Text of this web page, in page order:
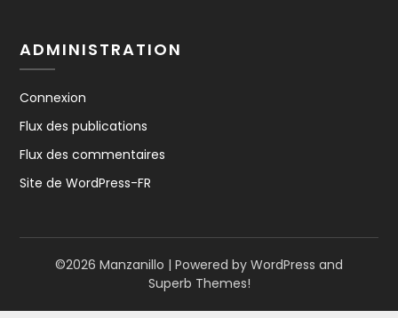
ADMINISTRATION
Connexion
Flux des publications
Flux des commentaires
Site de WordPress-FR
©2026 Manzanillo | Powered by WordPress and
Superb Themes!